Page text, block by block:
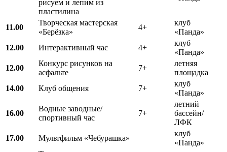
рисуем и лепим из
пластилина
11.00
Творческая мастерская
«Берёзка»
4+
клуб
«Панда»
12.00
Интерактивный час 4+
клуб
«Панда»
12.00
Конкурс рисунков на
асфальте
7+
летняя
площадка
14.00
Клуб общения 7+
клуб
«Панда»
16.00
Водные заводные/
спортивный час
7+
летний
бассейн/
ЛФК
17.00
Мультфильм «Чебурашка»
клуб
«Панда»